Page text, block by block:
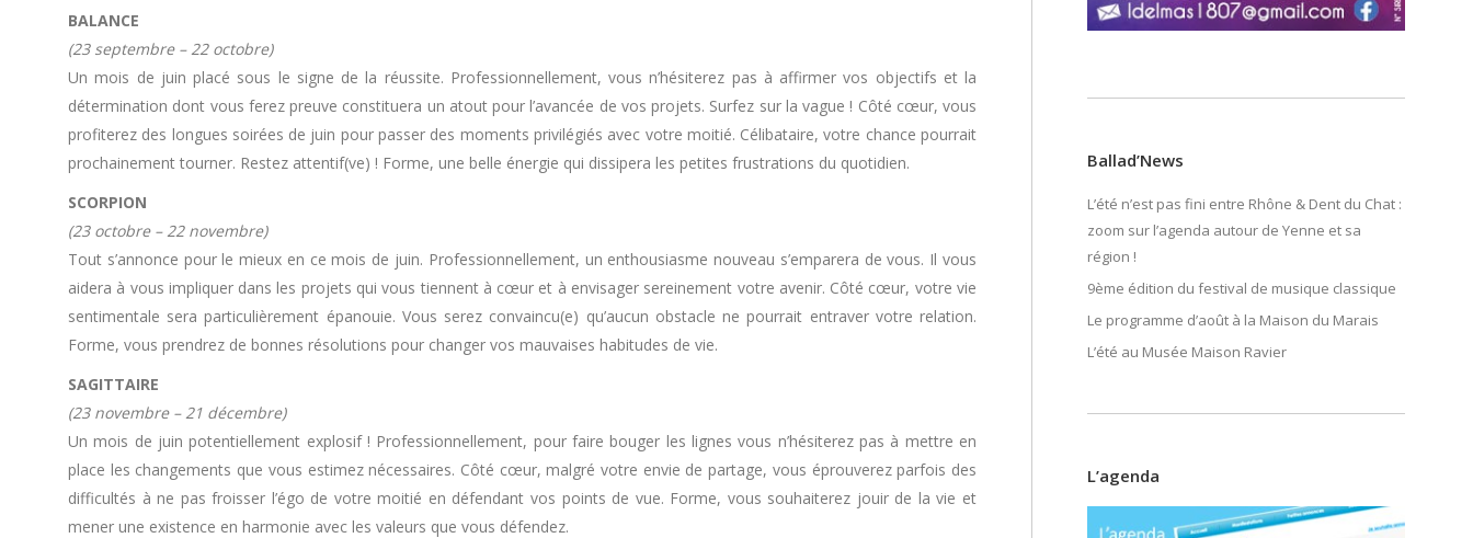
BALANCE
(23 septembre – 22 octobre)
Un mois de juin placé sous le signe de la réussite. Professionnellement, vous n’hésiterez pas à affirmer vos objectifs et la
détermination dont vous ferez preuve constituera un atout pour l’avancée de vos projets. Surfez sur la vague ! Côté cœur, vous
profiterez des longues soirées de juin pour passer des moments privilégiés avec votre moitié. Célibataire, votre chance pourrait
prochainement tourner. Restez attentif(ve) ! Forme, une belle énergie qui dissipera les petites frustrations du quotidien.
SCORPION
(23 octobre – 22 novembre)
Tout s’annonce pour le mieux en ce mois de juin. Professionnellement, un enthousiasme nouveau s’emparera de vous. Il vous
aidera à vous impliquer dans les projets qui vous tiennent à cœur et à envisager sereinement votre avenir. Côté cœur, votre vie
sentimentale sera particulièrement épanouie. Vous serez convaincu(e) qu’aucun obstacle ne pourrait entraver votre relation.
Forme, vous prendrez de bonnes résolutions pour changer vos mauvaises habitudes de vie.
SAGITTAIRE
(23 novembre – 21 décembre)
Un mois de juin potentiellement explosif ! Professionnellement, pour faire bouger les lignes vous n’hésiterez pas à mettre en
place les changements que vous estimez nécessaires. Côté cœur, malgré votre envie de partage, vous éprouverez parfois des
difficultés à ne pas froisser l’égo de votre moitié en défendant vos points de vue. Forme, vous souhaiterez jouir de la vie et
mener une existence en harmonie avec les valeurs que vous défendez.
Ballad’News
L’été n’est pas fini entre Rhône & Dent du Chat :
zoom sur l’agenda autour de Yenne et sa
région !
9ème édition du festival de musique classique
Le programme d’août à la Maison du Marais
L’été au Musée Maison Ravier
L’agenda